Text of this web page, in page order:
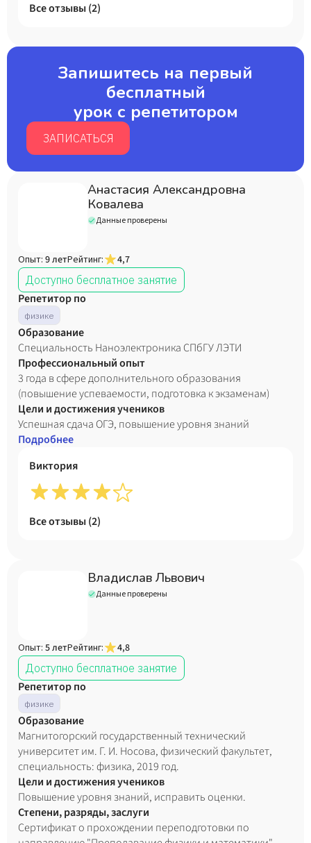
Нам педагог понравился.
Все отзывы (2)
Запишитесь на первый
бесплатный
урок с репетитором
ЗАПИСАТЬСЯ
Анастасия Александровна
Ковалева
Данные проверены
Опыт: 9 летРейтинг:
4,7
Доступно бесплатное занятие
Репетитор по
физике
Образование
Специальность Наноэлектроника СПбГУ ЛЭТИ
Профессиональный опыт
3 года в сфере дополнительного образования
(повышение успеваемости, подготовка к экзаменам)
Цели и достижения учеников
Успешная сдача ОГЭ, повышение уровня знаний
Подробнее
Виктория
Все отзывы (2)
Владислав Львович
Данные проверены
Опыт: 5 летРейтинг:
4,8
Доступно бесплатное занятие
Репетитор по
физике
Образование
Магнитогорский государственный технический
университет им. Г. И. Носова, физический факультет,
специальность: физика, 2019 год.
Цели и достижения учеников
Повышение уровня знаний, исправить оценки.
Степени, разряды, заслуги
Сертификат о прохождении переподготовки по